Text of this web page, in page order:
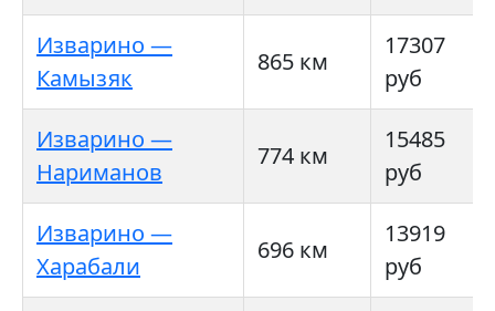
Изварино —
Камызяк
865 км
17307
руб
Изварино —
Нариманов
774 км
15485
руб
Изварино —
Харабали
696 км
13919
руб